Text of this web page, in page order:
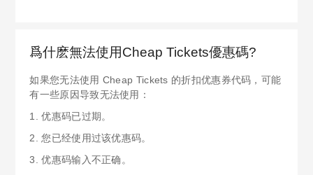
爲什麽無法使用Cheap Tickets優惠碼?
如果您无法使用 Cheap Tickets 的折扣优惠券代码，可能
有一些原因导致无法使用：
1. 优惠码已过期。
2. 您已经使用过该优惠码。
3. 优惠码输入不正确。